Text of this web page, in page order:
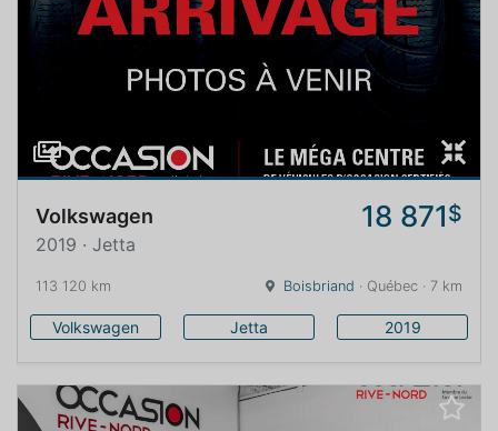
Volkswagen 18 871$
2019 · Jetta
113 120 km Boisbriand · Québec · 7 km
Volkswagen Jetta 2019